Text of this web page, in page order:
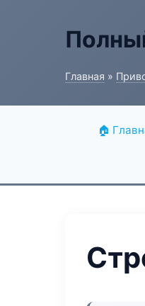
Главная »
🏠